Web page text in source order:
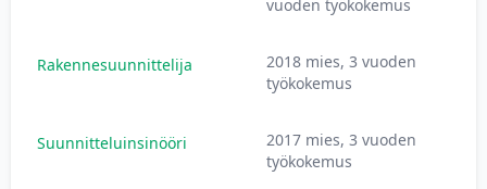
vuoden työkokemus
Rakennesuunnittelija
2018 mies, 3 vuoden
työkokemus
Suunnitteluinsinööri
2017 mies, 3 vuoden
työkokemus